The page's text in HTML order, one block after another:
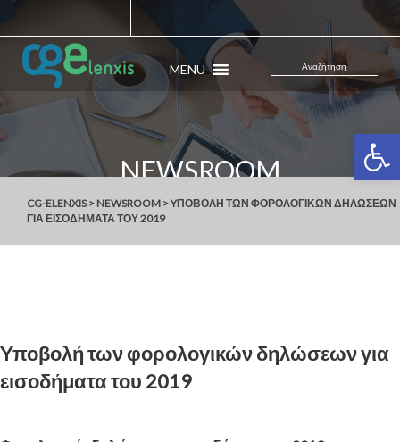
MENU
NEWSROOM
CG-ELENXIS> NEWSROOM >YΠΟΒΟΛΉ ΤΩΝ ΦΟΡΟΛΟΓΙΚΏΝ ΔΗΛΏΣΕ
ΩΝ ΓΙΑ ΕΙΣΟΔΉΜΑΤΑ ΤΟΥ 2019
Yποβολή των φορολογικών δηλώσεων για
εισοδήματα του 2019